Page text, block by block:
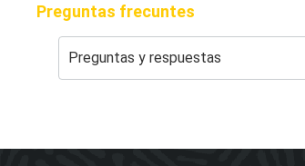
Preguntas frecuntes